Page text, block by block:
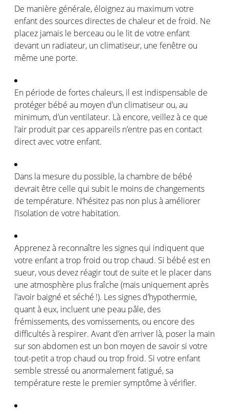
De manière générale, éloignezau maximum votre
enfant des sources directes de chaleur et de froid. Ne
placez jamais le berceau ou le lit de votre enfant
devant un radiateur, un climatiseur, une fenêtre ou
même une porte.
En période de fortes chaleurs, il est indispensable de
protéger bébé au moyen d’un climatiseur ou, au
minimum, d’unventilateur. Là encore,veillezà ce que
l’air produit par cesappareils n’entre pas en contact
direct avec votre enfant.
Dans la mesure du possible, la chambre de bébé
devrait être celle qui subit le moins de changements
de température. N’hésitez pas non plusàaméliorer
l’isolation de votre habitation.
Apprenezà reconnaître lessignes qui indiquent que
votre enfant a trop froid ou trop chaud. Si bébé est en
sueur,vous devez réagirtout de suite et le placer dans
une atmosphère plusfraîche (mais uniquementaprès
l’avoir baigné etséché !). Lessignes d’hypothermie,
quant à eux, incluent une peau pâle, des
frémissements, desvomissements, ou encore des
difficultésà respirer. Avant d’enarriver là, poser la main
sur son abdomen est un bon moyen de savoirsi votre
tout-petit a trop chaud ou trop froid. Si votre enfant
semble stressé ou anormalementfatigué,sa
température reste le premiersymptôme àvérifier.